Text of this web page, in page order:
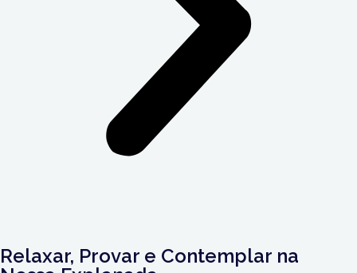
Relaxar, Provar e Contemplar na